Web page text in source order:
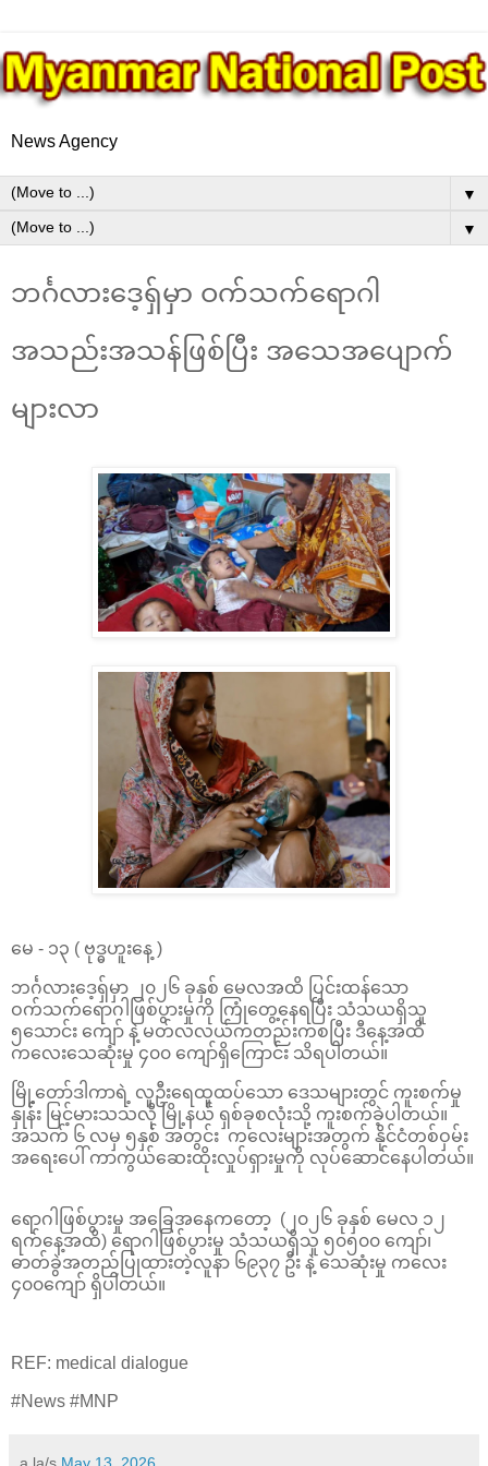
News Agency
▼
▼
ဘင်္ဂလားဒေ့ရှ်မှာ ဝက်သက်ရောဂါ
အသည်းအသန်ဖြစ်ပြီး အသေအပျောက်
များလာ
မေ - ၁၃ ( ဗုဒ္ဓဟူးနေ့ )
ဘင်္ဂလားဒေ့ရှ်မှာ ၂၀၂၆ ခုနှစ် မေလအထိ ပြင်းထန်သော
ဝက်သက်ရောဂါဖြစ်ပွားမှုကို ကြုံတွေ့နေရပြီး သံသယရှိသူ
၅သောင်း ကျော် နဲ့ မတ်လလယ်ကတည်းကစပြီး ဒီနေ့အထိ
ကလေးသေဆုံးမှု ၄၀၀ ကျော်ရှိကြောင်း သိရပါတယ်။
မြို့တော်ဒါကာရဲ့ လူဦးရေထူထပ်သော ဒေသများတွင် ကူးစက်မှု
နှုန်း မြင့်မားသသလို မြို့နယ် ရှစ်ခုစလုံးသို့ ကူးစက်ခဲ့ပါတယ်။
အသက် ၆ လမှ ၅နှစ် အတွင်း ကလေးများအတွက် နိုင်ငံတစ်ဝှမ်း
အရေးပေါ် ကာကွယ်ဆေးထိုးလှုပ်ရှားမှုကို လုပ်ဆောင်နေပါတယ်။
ရောဂါဖြစ်ပွားမှု အခြေအနေကတော့ (၂၀၂၆ ခုနှစ် မေလ ၁၂
ရက်နေ့အထိ) ရောဂါဖြစ်ပွားမှု သံသယရှိသူ ၅၀၅၀၀ ကျော်၊
ဓာတ်ခွဲအတည်ပြုထားတဲ့လူနာ ၆၉၃၇ ဦး နဲ့ သေဆုံးမှု ကလေး
၄၀၀ကျော် ရှိပါတယ်။
REF: medical dialogue
#News #MNP